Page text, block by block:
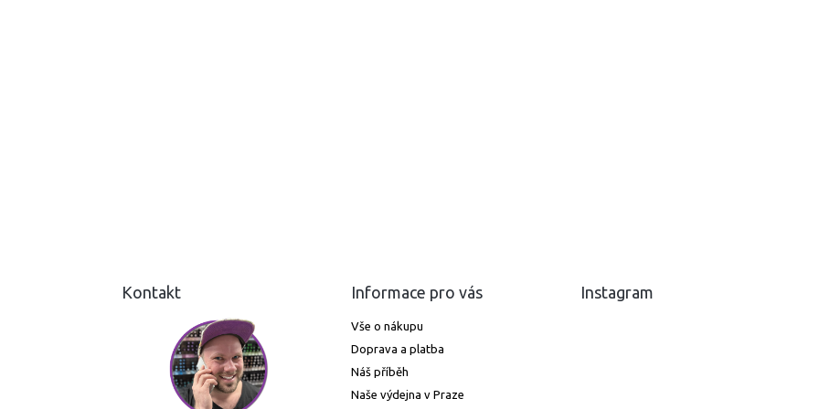
Kontakt Informace pro vás
Vše o nákupu
Doprava a platba
Náš příběh
Naše výdejna v Praze
Instagram